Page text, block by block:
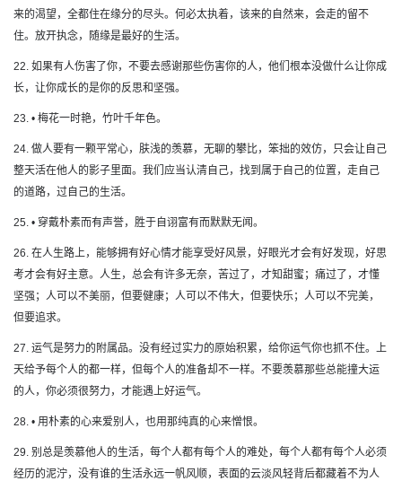
来的渴望，全都住在缘分的尽头。何必太执着，该来的自然来，会走的留不
住。放开执念，随缘是最好的生活。
22. 如果有人伤害了你，不要去感谢那些伤害你的人，他们根本没做什么让你成
长，让你成长的是你的反思和坚强。
23. • 梅花一时艳，竹叶千年色。
24. 做人要有一颗平常心，肤浅的羡慕，无聊的攀比，笨拙的效仿，只会让自己
整天活在他人的影子里面。我们应当认清自己，找到属于自己的位置，走自己
的道路，过自己的生活。
25. • 穿戴朴素而有声誉，胜于自诩富有而默默无闻。
26. 在人生路上，能够拥有好心情才能享受好风景，好眼光才会有好发现，好思
考才会有好主意。人生，总会有许多无奈，苦过了，才知甜蜜；痛过了，才懂
坚强；人可以不美丽，但要健康；人可以不伟大，但要快乐；人可以不完美，
但要追求。
27. 运气是努力的附属品。没有经过实力的原始积累，给你运气你也抓不住。上
天给予每个人的都一样，但每个人的准备却不一样。不要羡慕那些总能撞大运
的人，你必须很努力，才能遇上好运气。
28. • 用朴素的心来爱别人，也用那纯真的心来憎恨。
29. 别总是羡慕他人的生活，每个人都有每个人的难处，每个人都有每个人必须
经历的泥泞，没有谁的生活永远一帆风顺，表面的云淡风轻背后都藏着不为人